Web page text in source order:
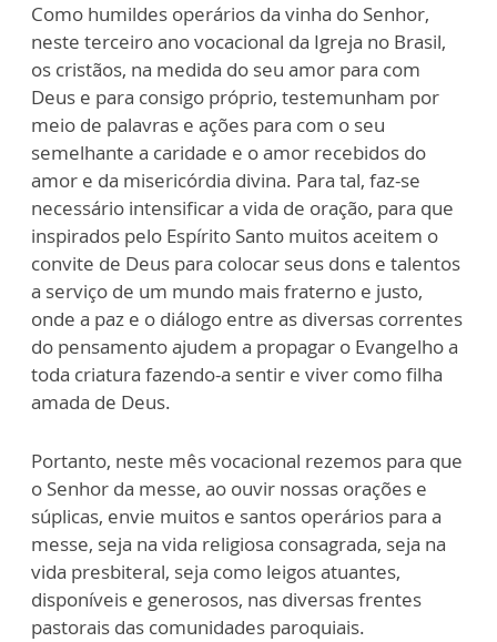
Como humildes operários da vinha do Senhor,
neste terceiro ano vocacional da Igreja no Brasil,
os cristãos, na medida do seu amor para com
Deus e para consigo próprio, testemunham por
meio de palavras e ações para com o seu
semelhante a caridade e o amor recebidos do
amor e da misericórdia divina. Para tal, faz-se
necessário intensificar a vida de oração, para que
inspirados pelo Espírito Santo muitos aceitem o
convite de Deus para colocar seus dons e talentos
a serviço de um mundo mais fraterno e justo,
onde a paz e o diálogo entre as diversas correntes
do pensamento ajudem a propagar o Evangelho a
toda criatura fazendo-a sentir e viver como filha
amada de Deus.
Portanto, neste mês vocacional rezemos para que
o Senhor da messe, ao ouvir nossas orações e
súplicas, envie muitos e santos operários para a
messe, seja na vida religiosa consagrada, seja na
vida presbiteral, seja como leigos atuantes,
disponíveis e generosos, nas diversas frentes
pastorais das comunidades paroquiais.